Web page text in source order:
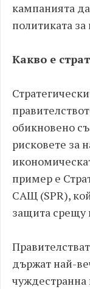
кампанията
политиката
Какво е
обикновено
рисковете за
пример е
САЩ (SPR),
защита срещу
държат най-
чуждестранна